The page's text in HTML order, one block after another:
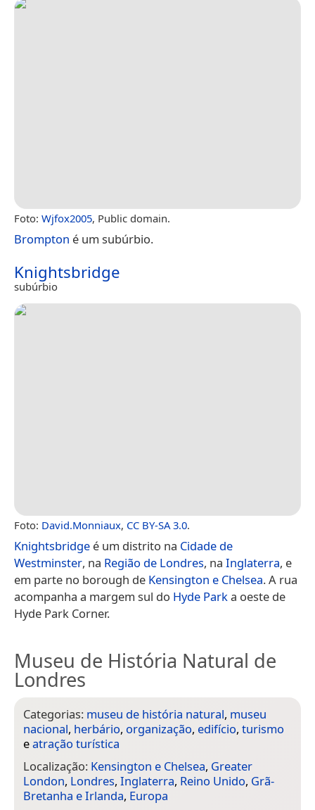
Foto: Wjfox2005, Public domain.
Brompton é um subúrbio.
Knightsbridge
subúrbio
Foto: David.Monniaux, CC BY-SA 3.0.
Knightsbridge é um distrito na Cidade de
Westminster, na Região de Londres, na Inglaterra, e
em parte no borough de Kensington e Chelsea. A rua
acompanha a margem sul do Hyde Park a oeste de
Hyde Park Corner.
Museu de História Natural de
Londres
Categorias: museu de história natural, museu
nacional, herbário, organização, edifício, turismo
eatração turística
Localização: Kensington e Chelsea, Greater
London, Londres, Inglaterra, Reino Unido, Grã-
Bretanha e Irlanda, Europa